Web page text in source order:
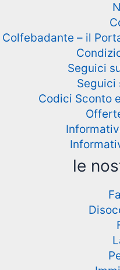
Colfebadante – il
Seguici
Seguici
Codici Sconto
le